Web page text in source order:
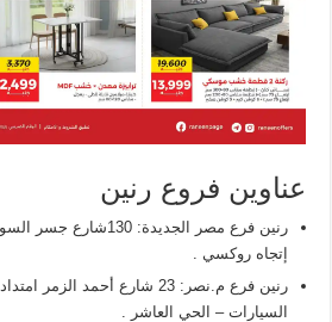
عناوين فروع رنين
رنين فرع مصر الجديدة:
إتجاه روكسي .
رنين فرع م.نصر: 23 شارع أحمد
السيارات – الحي العاشر .